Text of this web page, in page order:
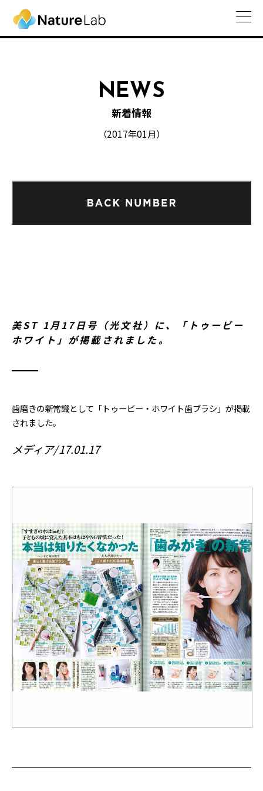
NEWS
新着情報
（2017年01月）
美ST 1月17日号（光文社）に、「トゥービー
ホワイト」が掲載されました。
歯磨きの新常識として「トゥービー・ホワイト歯ブラシ」が掲載
されました。
メディア 17.01.17